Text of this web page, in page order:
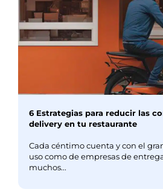
6 Estrategias para reducir las
delivery en tu restaurante
Cada céntimo cuenta y con el
uso como de empresas de
muchos...